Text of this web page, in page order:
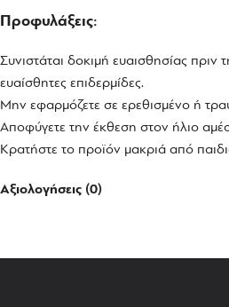
Προφυλάξεις:
Συνιστάται δοκιμή ευαισθησίας πριν
ευαίσθητες επιδερμίδες.
Μην εφαρμόζετε σε ερεθισμένο ή
Αποφύγετε την έκθεση στον ήλιο
Κρατήστε το προϊόν μακριά από
Αξιολογήσεις (0)